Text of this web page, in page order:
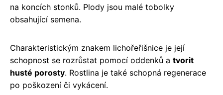
na koncích stonků. Plody jsou malé tobolky
obsahující semena.
Charakteristickým znakem lichořeřišnice je její
schopnost se rozrůstat pomocí oddenků a tvorit
husté porosty. Rostlina je také schopná regenerace
po poškození či vykácení.